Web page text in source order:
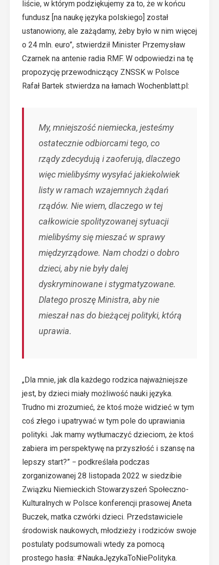
liście, w którym podziękujemy za to, że w końcu
fundusz [na naukę języka polskiego] został
ustanowiony, ale zażądamy, żeby było w nim więcej
o 24 mln. euro”, stwierdził Minister Przemysław
Czarnek na antenie radia RMF. W odpowiedzi na tę
propozycję przewodniczący ZNSSK w Polsce
Rafał Bartek stwierdza na łamach Wochenblatt.pl:
My, mniejszość niemiecka, jesteśmy
ostatecznie odbiorcami tego, co
rządy zdecydują i zaoferują, dlaczego
więc mielibyśmy wysyłać jakiekolwiek
listy w ramach wzajemnych żądań
rządów. Nie wiem, dlaczego w tej
całkowicie spolityzowanej sytuacji
mielibyśmy się mieszać w sprawy
międzyrządowe. Nam chodzi o dobro
dzieci, aby nie były dalej
dyskryminowane i stygmatyzowane.
Dlatego proszę Ministra, aby nie
mieszał nas do bieżącej polityki, którą
uprawia.
„Dla mnie, jak dla każdego rodzica najważniejsze
jest, by dzieci miały możliwość nauki języka.
Trudno mi zrozumieć, że ktoś może widzieć w tym
coś złego i upatrywać w tym pole do uprawiania
polityki. Jak mamy wytłumaczyć dzieciom, że ktoś
zabiera im perspektywę na przyszłość i szansę na
lepszy start?” − podkreślała podczas
zorganizowanej 28 listopada 2022 w siedzibie
Związku Niemieckich Stowarzyszeń Społeczno-
Kulturalnych w Polsce konferencji prasowej Aneta
Buczek, matka czwórki dzieci. Przedstawiciele
środowisk naukowych, młodzieży i rodziców swoje
postulaty podsumowali wtedy za pomocą
prostego hasła: #NaukaJęzykaToNiePolityka.